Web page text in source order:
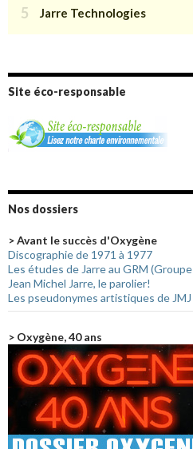
Site éco-responsable
Nos dossiers
> Avant le succès d'Oxygène
Discographie de 1971 à 1977
Les études de Jarre au GRM
Jean Michel Jarre, le parolier!
Les pseudonymes artistiques de JMJ
> Oxygène, 40 ans